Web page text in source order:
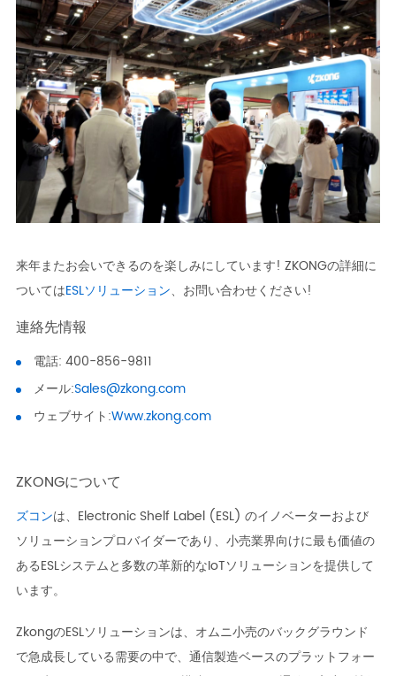
来年またお会いできるのを楽しみにしています! ZKONGの詳細に
ついてはESLソリューション、お問い合わせください!
連絡先情報
電話: 400-856-9811
メール:Sales@zkong.com
ウェブサイト:Www.zkong.com
ZKONGについて
ズコンは、Electronic Shelf Label (ESL) のイノベーターおよび
ソリューションプロバイダーであり、小売業界向けに最も価値の
あるESLシステムと多数の革新的なIoTソリューションを提供して
います。
ZkongのESLソリューションは、オムニ小売のバックグラウンド
で急成長している需要の中で、通信製造ベースのプラットフォー